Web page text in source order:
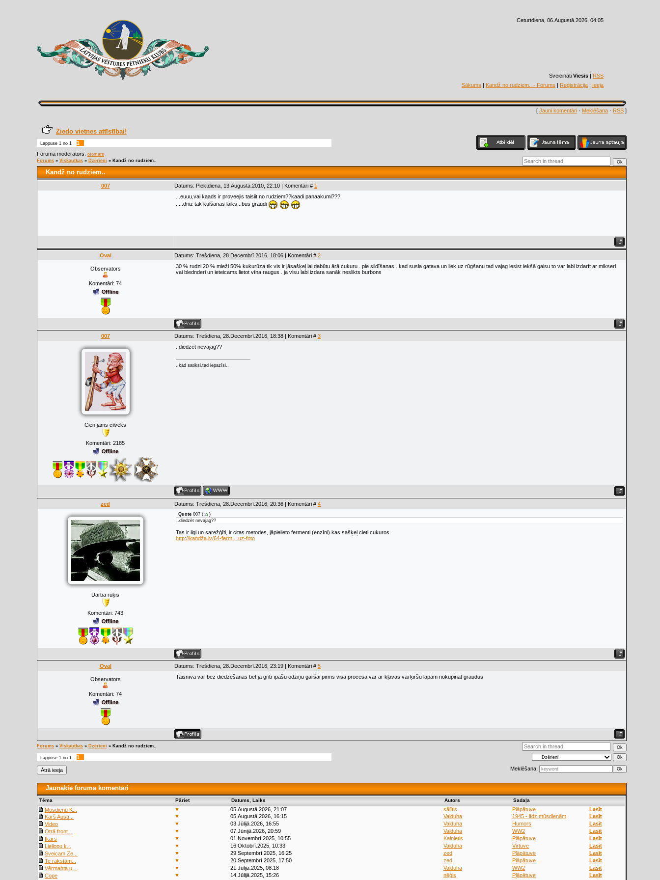
Ceturtdiena, 06.Augustā.2026, 04:05
Sveicināti Viesis | RSS
Sākums | Kandž no rudziem.. - Forums | Reģistrācija | Ieeja
[ Jauni komentāri · Meklēšana · RSS ]
Ziedo vietnes attīstībai!
Lappuse 1 no 1
1
Foruma moderators: otomars
Forums » Viskautkas » Dzērieni » Kandž no rudziem..
Kandž no rudziem..
007 Datums: Piektdiena, 13.Augustā.2010, 22:10 | Komentāri # 1
...euuu,vai kaads ir proveejis taisiit no rudziem??kaadi panaakumi???
.....driiz tak kulšanas laiks...bus graudi
Oval Datums: Trešdiena, 28.Decembrī.2016, 18:06 | Komentāri # 2
Observators
Komentāri: 74
30 % rudzi 20 % mieži 50% kukurūza tik vis ir jāsašķeļ lai dabūtu ārā cukuru . pie sildīšanas . kad susla gatava un liek uz rūgšanu tad vajag iesist iekšā gaisu to var labi izdarīt ar mikseri
vai blednderi un ieteicams lietot vīna raugus . ja visu labi izdara sanāk neslikts burbons
007 Datums: Trešdiena, 28.Decembrī.2016, 18:38 | Komentāri # 3
Cienījams cilvēks
Komentāri: 2185
..diedzēt nevajag??
..kad satiksi,tad iepazīsi..
zed Datums: Trešdiena, 28.Decembrī.2016, 20:36 | Komentāri # 4
Darba rūķis
Komentāri: 743
Quote 007 (
)
..diedzēt nevajag??
Tas ir ilgi un sarežģīti, ir citas metodes, jāpielieto fermenti (enzīni) kas sašķeļ cieti cukuros.
http://kandža.lv/64-ferm....uz-foto
Oval Datums: Trešdiena, 28.Decembrī.2016, 23:19 | Komentāri # 5
Observators
Komentāri: 74
Taisnīva var bez diedzēšanas bet ja grib īpašu odziņu garšai pirms visā procesā var ar kļavas vai ķiršu lapām nokūpināt graudus
Forums » Viskautkas » Dzērieni » Kandž no rudziem..
Lappuse 1 no 1
1
Meklēšana:
Jaunākie foruma komentāri
Tēma Pāriet Datums, Laiks Аutors Sadaļa
Mūsdienu K... ▼ 05.Augustā.2026, 21:07 sālītis Pļāpātuve
Lasīt
Karš Austr...
▼ 05.Augustā.2026, 16:15 Valduha 1945 - līdz mūsdienām
Lasīt
Video
▼ 03.Jūlijā.2026, 16:55 Valduha Humors
Lasīt
Otrā front...
▼ 07.Jūnijā.2026, 20:59 Valduha WW2
Lasīt
Ikars
▼ 01.Novembrī.2025, 10:55 Kalnietis Pļāpātuve
Lasīt
Liellopu k...
▼ 16.Oktobrī.2025, 10:33 Valduha Virtuve
Lasīt
Sveicam Ze...
▼ 29.Septembrī.2025, 16:25 zed Pļāpātuve
Lasīt
Te rakstām...
▼ 20.Septembrī.2025, 17:50 zed Pļāpātuve
Lasīt
Vērmahta u...
▼ 21.Jūlijā.2025, 08:18 Valduha WW2
Lasīt
Cope
▼ 14.Jūlijā.2025, 15:26 nēģis Pļāpātuve Lasīt